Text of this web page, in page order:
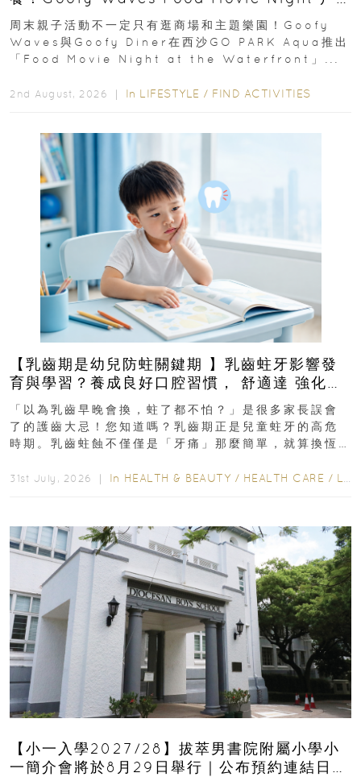
外影院逢週末登場
周末親子活動不一定只有逛商場和主題樂園！Goofy
Waves與Goofy Diner在西沙GO PARK Aqua推出
「Food Movie Night at the Waterfront」...
2nd August, 2026 ｜ In LIFESTYLE / FIND ACTIVITIES
【乳齒期是幼兒防蛀關鍵期 】乳齒蛀牙影響發
育與學習？養成良好口腔習慣， 舒適達 強化琺
瑯質 兒童牙膏防護指南
「以為乳齒早晚會換，蛀了都不怕？」是很多家長誤會
了的護齒大忌！您知道嗎？乳齒期正是兒童蛀牙的高危
時期。乳齒蛀蝕不僅僅是「牙痛」那麼簡單，就算換恆
31st July, 2026 ｜ In HEALTH & BEAUTY / HEALTH CARE / LIFESTYLE
【小一入學2027/28】拔萃男書院附屬小學小
一簡介會將於8月29日舉行｜公布預約連結日期